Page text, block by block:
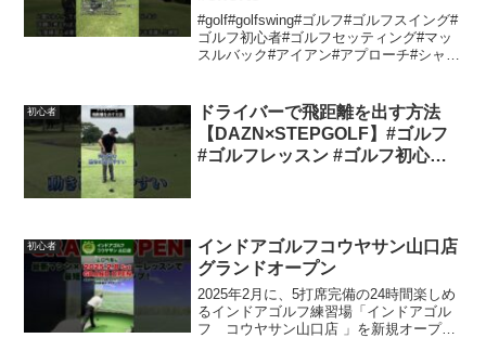
#golf#golfswing#ゴルフ#ゴルフスイング#
ゴルフ初心者#ゴルフセッティング#マッ
スルバック#アイアン#アプローチ#シャン
ハンドファースト#チーピン...
初心者
ドライバーで飛距離を出す方法
【DAZN×STEPGOLF】#ゴルフ
#ゴルフレッスン #ゴルフ初心者 #
初心者
インドアゴルフコウヤサン山口店
グランドオープン
2025年2月に、5打席完備の24時間楽しめ
るインドアゴルフ練習場「インドアゴル
フ コウヤサン山口店 」を新規オープン